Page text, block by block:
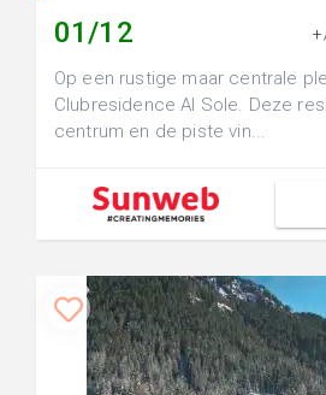
01/12
Op een rustige maar centrale
Clubresidence Al Sole. Deze
centrum en de piste vin...